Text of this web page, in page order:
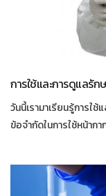
การใช้และการดูแลรั
วันนี้เรามาเรียนรู้การใ
ข้อจำกัดในการใช้หน้ากา